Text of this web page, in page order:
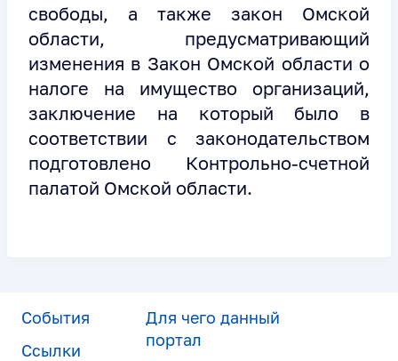
свободы, а также закон Омской
области, предусматривающий
изменения в Закон Омской области о
налоге на имущество организаций,
заключение на который было в
соответствии с законодательством
подготовлено Контрольно-счетной
палатой Омской области.
События
Ссылки
Для чего данный
портал